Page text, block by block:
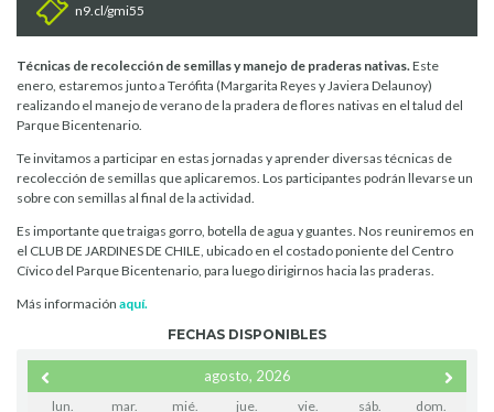
n9.cl/gmi55
Técnicas de recolección de semillas y manejo de praderas nativas.Este
enero, estaremos junto a Terófita (Margarita Reyes y Javiera Delaunoy)
realizando el manejo de verano de la pradera de flores nativas en el talud del
Parque Bicentenario.
Te invitamos a participar en estas jornadas y aprender diversas técnicas de
recolección de semillas que aplicaremos. Los participantes podrán llevarse un
sobre con semillas al final de la actividad.
Es importante que traigas gorro, botella de agua y guantes. Nos reuniremos en
el CLUB DE JARDINES DE CHILE, ubicado en el costado poniente del Centro
Cívico del Parque Bicentenario, para luego dirigirnos hacia las praderas.
Más información aquí.
FECHAS DISPONIBLES
agosto, 2026
lun. mar. mié. jue. vie. sáb. dom.